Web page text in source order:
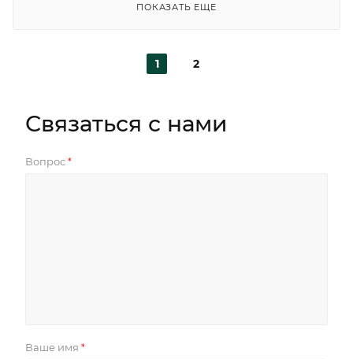
ПОКАЗАТЬ ЕЩЕ
1 2
Связаться с нами
Вопрос *
Ваше имя *